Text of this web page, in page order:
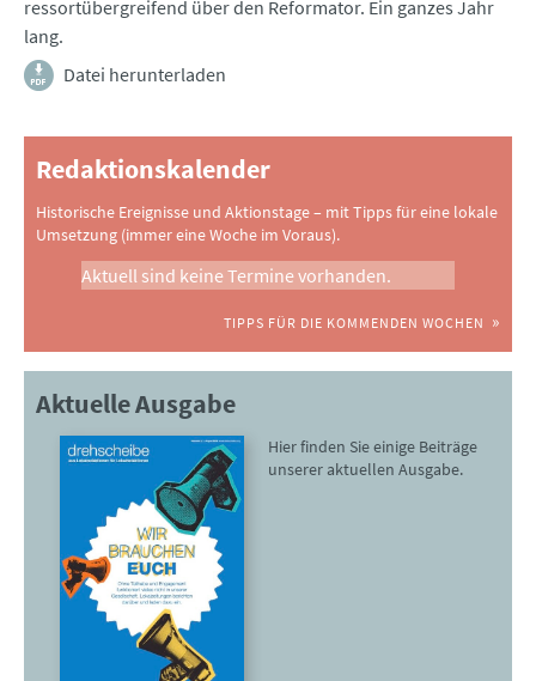
ressortübergreifend über den Reformator. Ein ganzes Jahr
lang.
Datei herunterladen
Redaktionskalender
Historische Ereignisse und Aktionstage – mit Tipps für eine lokale
Umsetzung (immer eine Woche im Voraus).
Aktuell sind keine Termine vorhanden.
TIPPS FÜR DIE KOMMENDEN WOCHEN
Aktuelle Ausgabe
Hier finden Sie einige Beiträge
unserer aktuellen Ausgabe.